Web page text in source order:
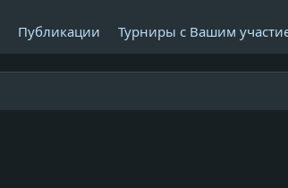
Публикации Турниры с Вашим